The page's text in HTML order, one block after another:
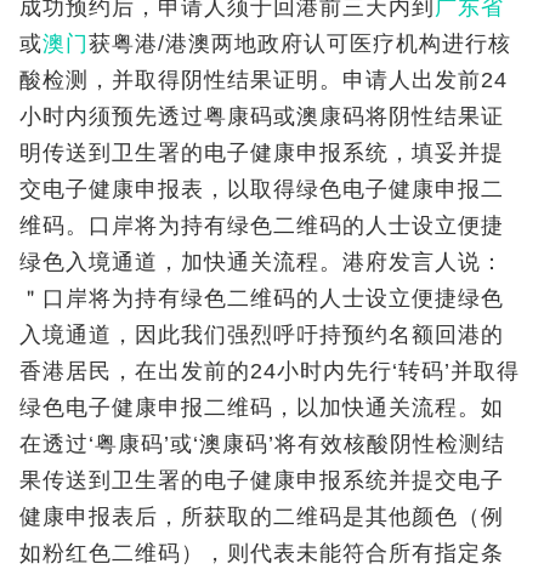
成功预约后，申请人须于回港前三天内到 广东省
或澳门 获粤港/港澳两地政府认可医疗机构进行核
酸检测，并取得阴性结果证明。申请人出发前24
小时内须预先透过粤康码或澳康码将阴性结果证
明传送到卫生署的电子健康申报系统，填妥并提
交电子健康申报表，以取得绿色电子健康申报二
维码。口岸将为持有绿色二维码的人士设立便捷
绿色入境通道，加快通关流程。港府发言人说：
＂口岸将为持有绿色二维码的人士设立便捷绿色
入境通道，因此我们强烈呼吁持预约名额回港的
香港居民，在出发前的24小时内先行‘转码’并取得
绿色电子健康申报二维码，以加快通关流程。如
在透过‘粤康码’或‘澳康码’将有效核酸阴性检测结
果传送到卫生署的电子健康申报系统并提交电子
健康申报表后，所获取的二维码是其他颜色（例
如粉红色二维码），则代表未能符合所有指定条